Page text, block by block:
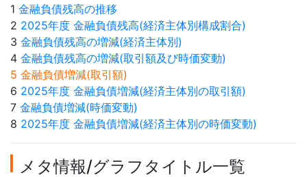
1 金融負債残高の推移
2 2025年度 金融負債残高(経済主体別構成割合)
3 金融負債残高の増減(経済主体別)
4 金融負債残高の増減(取引額及び時価変動)
5 金融負債増減(取引額)
6 2025年度 金融負債増減(経済主体別の取引額)
7 金融負債増減(時価変動)
8 2025年度 金融負債増減(経済主体別の時価変動)
メタ情報/グラフタイトル一覧